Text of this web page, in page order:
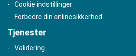
Cookie indstillinger
Forbedre din onlinesikkerhed
Tjenester
Validering